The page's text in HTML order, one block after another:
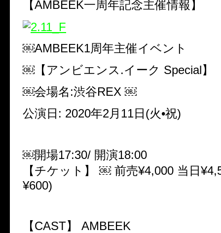
【AMBEEK一周年記念主催情報】
￼AMBEEK1周年主催イベント
￼【アンビエンス.イーク Special】
￼会場名:渋谷REX ￼
公演日: 2020年2月11日(火•祝)
￼開場17:30/ 開演18:00
【チケット】 ￼ 前売¥4,000 当日
¥600)
【CAST】 AMBEEK